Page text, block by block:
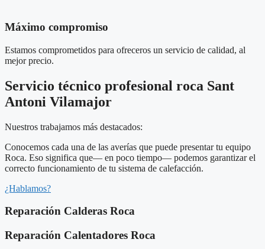
Máximo compromiso
Estamos comprometidos para ofreceros un servicio de calidad, al
mejor precio.
Servicio técnico profesional roca Sant
Antoni Vilamajor
Nuestros trabajamos más destacados:
Conocemos cada una de las averías que puede presentar tu equipo
Roca. Eso significa que— en poco tiempo— podemos garantizar el
correcto funcionamiento de tu sistema de calefacción.
¿Hablamos?
Reparación Calderas Roca
Reparación Calentadores Roca